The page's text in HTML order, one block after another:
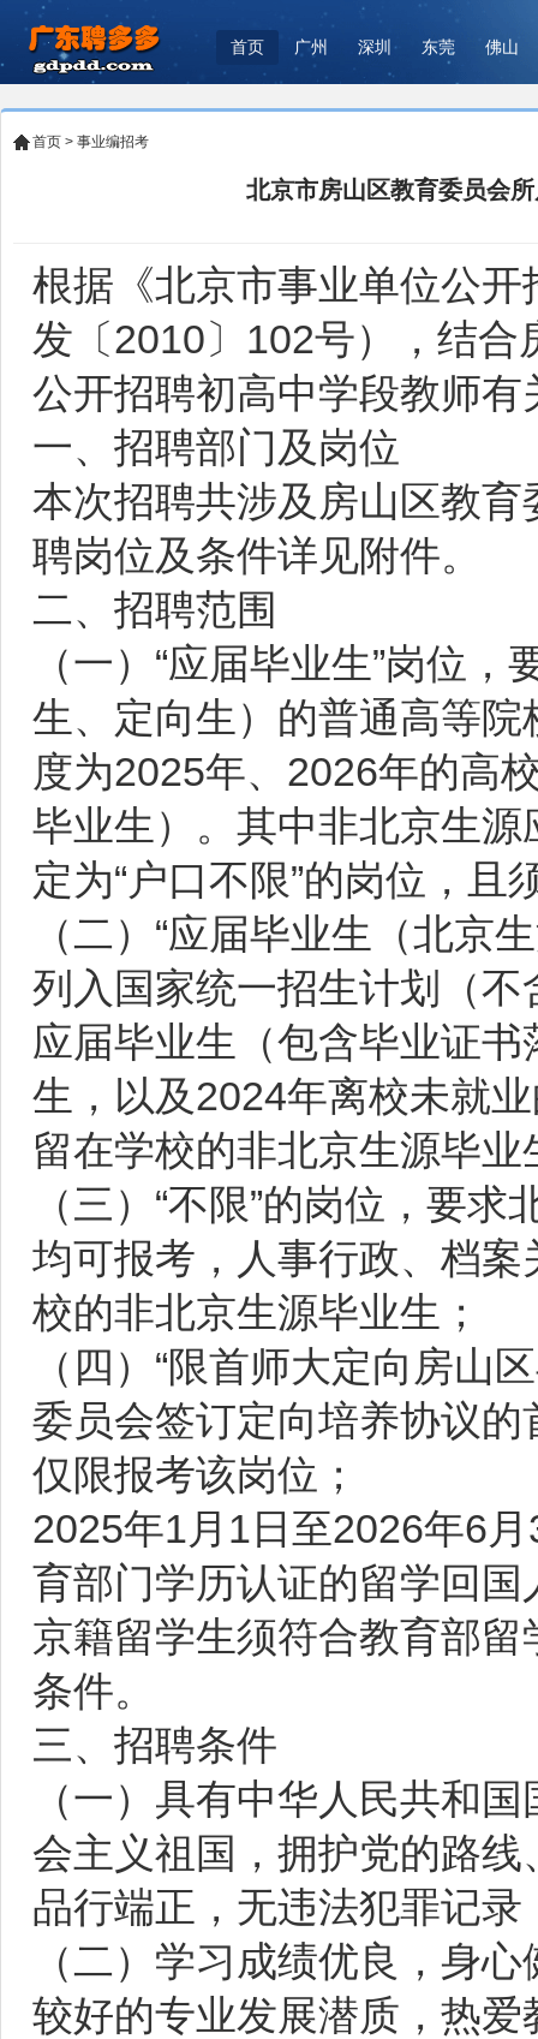
首页 广州 深圳 东莞 佛山
首页 > 事业编招考
北京市房山区教育委员会
根据《北京市事业单位公
发〔2010〕102号），结
公开招聘初高中学段教师
一、招聘部门及岗位
本次招聘共涉及房山区教
聘岗位及条件详见附件。
二、招聘范围
（一）“应届毕业生”岗位
生、定向生）的普通高等
度为2025年、2026年的高
毕业生）。其中非北京生源
定为“户口不限”的岗位，
（二）“应届毕业生（北京
列入国家统一招生计划（
应届毕业生（包含毕业证
生，以及2024年离校未就
留在学校的非北京生源毕业
（三）“不限”的岗位，要
均可报考，人事行政、档
校的非北京生源毕业生；
（四）“限首师大定向房山
委员会签订定向培养协议
仅限报考该岗位；
2025年1月1日至2026年6
育部门学历认证的留学回
京籍留学生须符合教育部
条件。
三、招聘条件
（一）具有中华人民共和
会主义祖国，拥护党的路
品行端正，无违法犯罪记录
（二）学习成绩优良，身
较好的专业发展潜质，热